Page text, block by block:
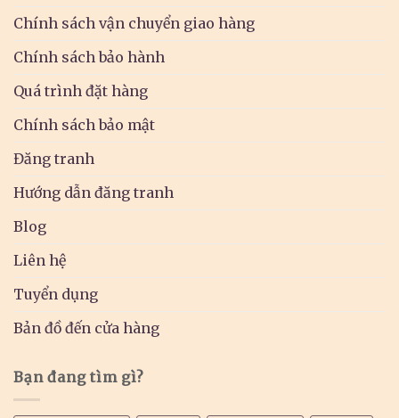
Chính sách vận chuyển giao hàng
Chính sách bảo hành
Quá trình đặt hàng
Chính sách bảo mật
Đăng tranh
Hướng dẫn đăng tranh
Blog
Liên hệ
Tuyển dụng
Bản đồ đến cửa hàng
Bạn đang tìm gì?